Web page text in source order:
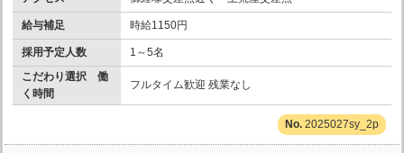
給与補足 時給1150円
採用予定人数
1～5名
こだわり選択 働
く時間
フルタイム歓迎 残業なし
2025027sy_2p